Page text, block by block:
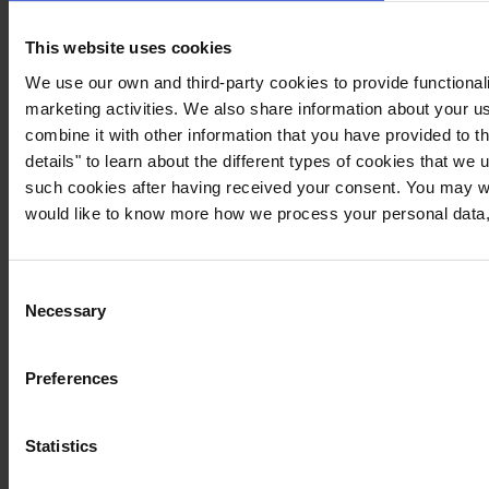
This website uses cookies
We use our own and third-party cookies to provide
marketing activities. We also share information about your
combine it with other information that you have provided to
details" to learn about the different types of cookies that
such cookies after having received your consent. You may
would like to know more how we process your personal
Selection
Necessary
Preferences
Statistics